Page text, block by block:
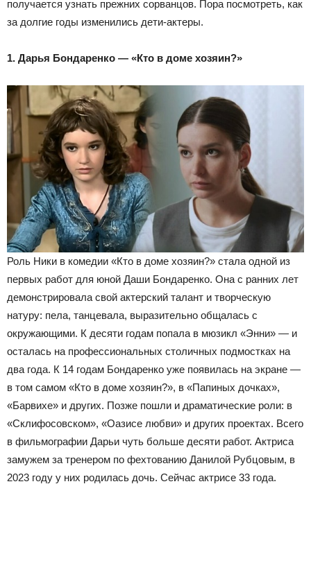
получается узнать прежних сорванцов. Пора посмотреть, как
за долгие годы изменились дети-актеры.
1. Дарья Бондаренко — «Кто в доме хозяин?»
Роль Ники в комедии «Кто в доме хозяин?» стала одной из
первых работ для юной Даши Бондаренко. Она с ранних лет
демонстрировала свой актерский талант и творческую
натуру: пела, танцевала, выразительно общалась с
окружающими. К десяти годам попала в мюзикл «Энни» — и
осталась на профессиональных столичных подмостках на
два года. К 14 годам Бондаренко уже появилась на экране —
в том самом «Кто в доме хозяин?», в «Папиных дочках»,
«Барвихе» и других. Позже пошли и драматические роли: в
«Склифосовском», «Оазисе любви» и других проектах. Всего
в фильмографии Дарьи чуть больше десяти работ. Актриса
замужем за тренером по фехтованию Данилой Рубцовым, в
2023 году у них родилась дочь. Сейчас актрисе 33 года.